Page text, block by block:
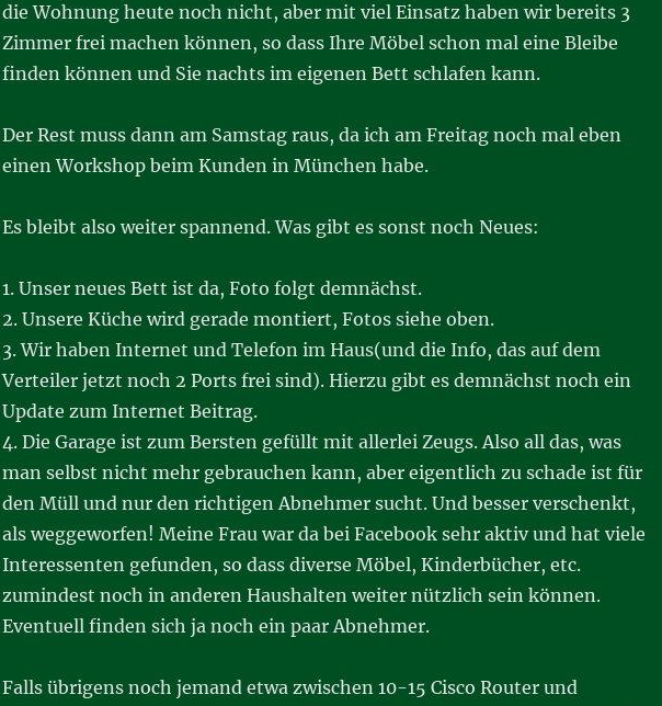
die Wohnung heute noch nicht, aber mit viel Einsatz haben wir bereits 3
Zimmer frei machen können, so dass Ihre Möbel schon mal eine Bleibe
finden können und Sie nachts im eigenen Bett schlafen kann.
Der Rest muss dann am Samstag raus, da ich am Freitag noch mal eben
einen Workshop beim Kunden in München habe.
Es bleibt also weiter spannend. Was gibt es sonst noch Neues:
1. Unser neues Bett ist da, Foto folgt demnächst.
2. Unsere Küche wird gerade montiert, Fotos siehe oben.
3. Wir haben Internet und Telefon im Haus(und die Info, das auf dem
Verteiler jetzt noch 2 Ports frei sind). Hierzu gibt es demnächst noch ein
Update zum Internet Beitrag.
4. Die Garage ist zum Bersten gefüllt mit allerlei Zeugs. Also all das, was
man selbst nicht mehr gebrauchen kann, aber eigentlich zu schade ist für
den Müll und nur den richtigen Abnehmer sucht. Und besser verschenkt,
als weggeworfen! Meine Frau war da bei Facebook sehr aktiv und hat viele
Interessenten gefunden, so dass diverse Möbel, Kinderbücher, etc.
zumindest noch in anderen Haushalten weiter nützlich sein können.
Eventuell finden sich ja noch ein paar Abnehmer.
Falls übrigens noch jemand etwa zwischen 10-15 Cisco Router und